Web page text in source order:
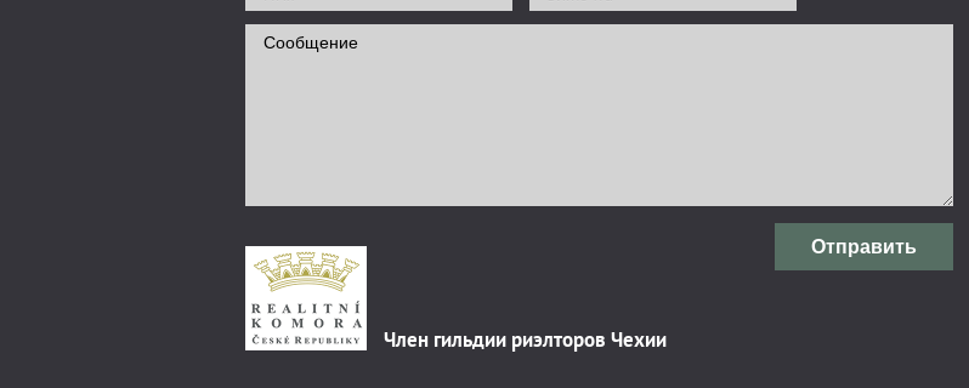
Отправить
Член гильдии риэлторов Чехии